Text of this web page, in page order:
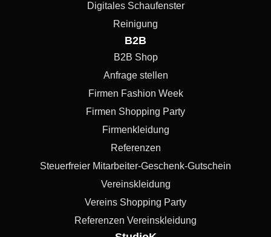
Digitales Schaufenster
Reinigung
B2B
B2B Shop
Anfrage stellen
Firmen Fashion Week
Firmen Shopping Party
Firmenkleidung
Referenzen
Steuerfreier Mitarbeiter-Geschenk-Gutschein
Vereinskleidung
Vereins Shopping Party
Referenzen Vereinskleidung